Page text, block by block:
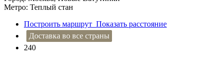
Метро: Теплый стан
Построить маршрут Показать расстояние
Доставка во все страны
240